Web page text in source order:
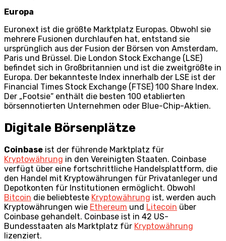
Europa
Euronext ist die größte Marktplatz Europas. Obwohl sie
mehrere Fusionen durchlaufen hat, entstand sie
ursprünglich aus der Fusion der Börsen von Amsterdam,
Paris und Brüssel. Die London Stock Exchange (LSE)
befindet sich in Großbritannien und ist die zweitgrößte in
Europa. Der bekannteste Index innerhalb der LSE ist der
Financial Times Stock Exchange (FTSE) 100 Share Index.
Der „Footsie“ enthält die besten 100 etablierten
börsennotierten Unternehmen oder Blue-Chip-Aktien.
Digitale Börsenplätze
Coinbase ist der führende Marktplatz für
Kryptowährung in den Vereinigten Staaten. Coinbase
verfügt über eine fortschrittliche Handelsplattform, die
den Handel mit Kryptowährungen für Privatanleger und
Depotkonten für Institutionen ermöglicht. Obwohl
Bitcoin die beliebteste Kryptowährung ist, werden auch
Kryptowährungen wie Ethereum und Litecoin über
Coinbase gehandelt. Coinbase ist in 42 US-
Bundesstaaten als Marktplatz für Kryptowährung
lizenziert.